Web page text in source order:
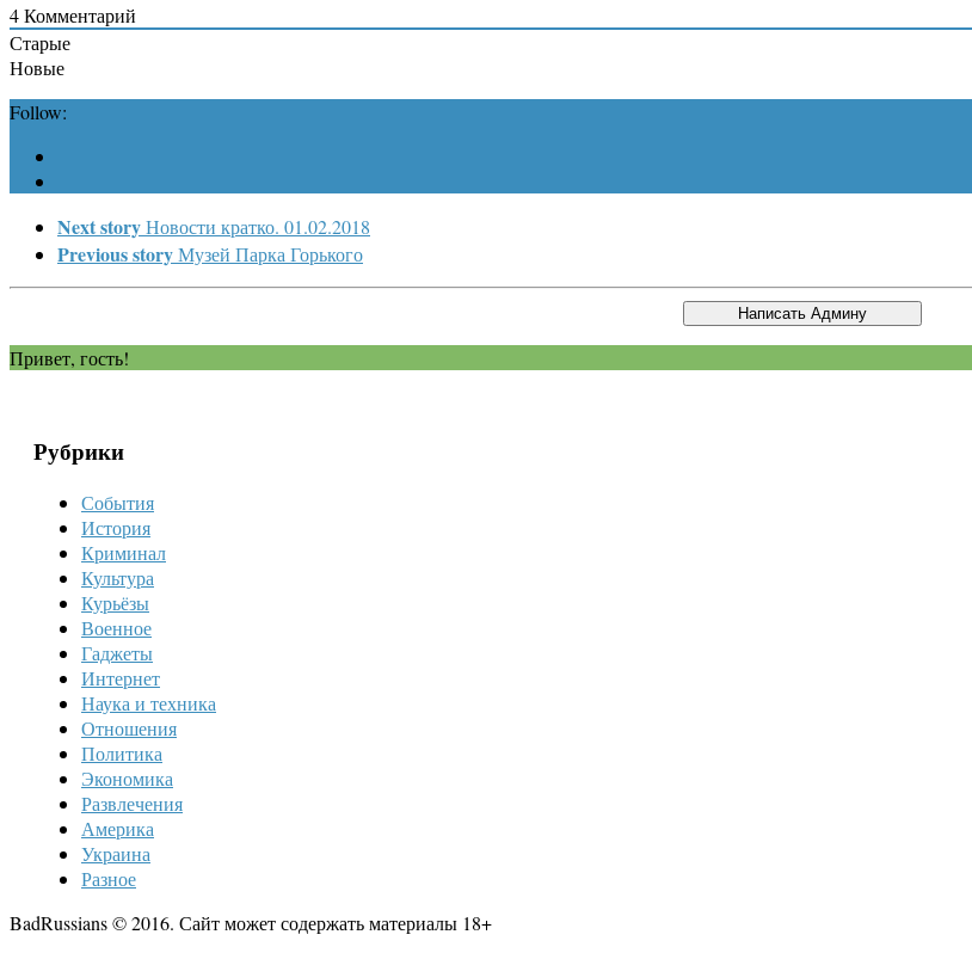
4Комментарий
Старые
Новые
Follow:
Next storyНовости кратко. 01.02.2018
Previous storyМузей Парка Горького
Привет, гость!
Рубрики
События
История
Криминал
Культура
Курьёзы
Военное
Гаджеты
Интернет
Наука и техника
Отношения
Политика
Экономика
Развлечения
Америка
Украина
Разное
BadRussians © 2016. Сайт может содержать материалы 18+